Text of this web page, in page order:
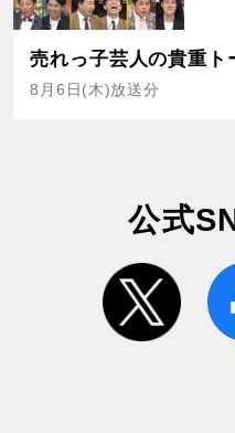
売れっ子芸人の貴重ト
8月6日(木)放送分
公式
twitter